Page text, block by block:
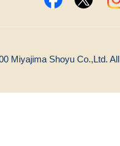
Miyajima Shoyu Co.,Ltd.